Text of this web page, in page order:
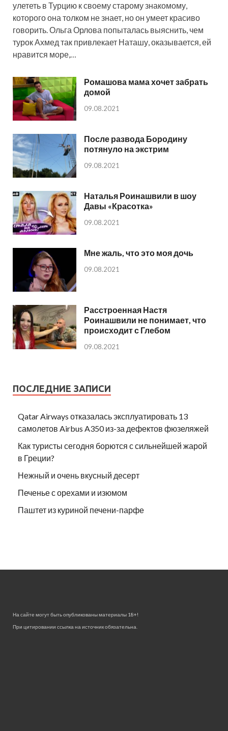
улететь в Турцию к своему старому знакомому,
которого она толком не знает, но он умеет красиво
говорить. Ольга Орлова попыталась выяснить, чем
турок Ахмед так привлекает Наташу, оказывается, ей
нравится море,…
Ромашова мама хочет забрать
домой
09.08.2021
После развода Бородину
потянуло на экстрим
09.08.2021
Наталья Роинашвили в шоу
Давы «Красотка»
09.08.2021
Мне жаль, что это моя дочь
09.08.2021
Расстроенная Настя
Роинашвили не понимает, что
происходит с Глебом
09.08.2021
ПОСЛЕДНИЕ ЗАПИСИ
Qatar Airways отказалась эксплуатировать 13
самолетов Airbus A350 из-за дефектов фюзеляжей
Как туристы сегодня борются с сильнейшей жарой
в Греции?
Нежный и очень вкусный десерт
Печенье с орехами и изюмом
Паштет из куриной печени-парфе
На сайте могут быть опубликованы материалы 18+!
При цитировании ссылка на источник обязательна.